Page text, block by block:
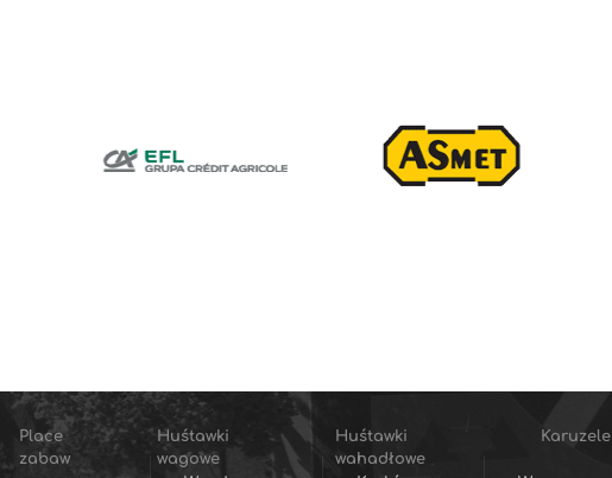
Place
zabaw
Huśtawki
wagowe
Huśtawki
wahadłowe
Karuzele